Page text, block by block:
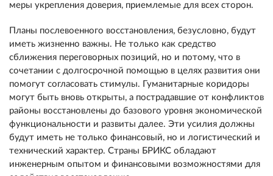
меры укрепления доверия, приемлемые для всех сторон.
Планы послевоенного восстановления, безусловно, будут
иметь жизненно важны. Не только как средство
сближения переговорных позиций, но и потому, что в
сочетании с долгосрочной помощью в целях развития они
помогут согласовать стимулы. Гуманитарные коридоры
могут быть вновь открыты, а пострадавшие от конфликтов
районы восстановлены до базового уровня экономической
функциональности и развиты далее. Эти усилия должны
будут иметь не только финансовый, но и логистический и
технический характер. Страны БРИКС обладают
инженерным опытом и финансовыми возможностями для